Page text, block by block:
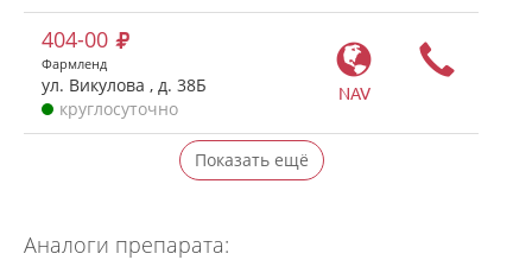
NAV
404-00
Фармленд
ул. Викулова , д. 38Б
круглосуточно
Показать ещё
Аналоги препарата: